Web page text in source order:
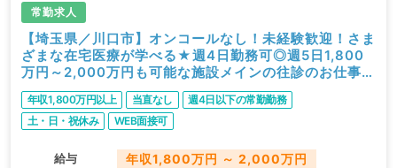
常勤求人
【埼玉県／川口市】オンコールなし！未経験歓迎！さま
ざまな在宅医療が学べる★週4日勤務可◎週5日1,800
万円～2,000万円も可能な施設メインの往診のお仕事～
駅チカ～（内科系／常勤）
年収1,800万円以上 当直なし
週4日以下の常勤勤務
土・日・祝休み
WEB面接可
給与 年収1,800万円 ～ 2,000万円